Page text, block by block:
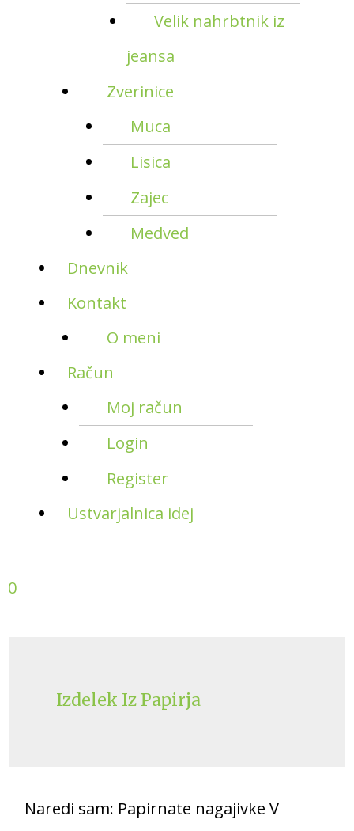
Velik nahrbtnik iz
jeansa
Zverinice
Muca
Lisica
Zajec
Medved
Dnevnik
Kontakt
O meni
Račun
Moj račun
Login
Register
Ustvarjalnica idej
0
Izdelek Iz Papirja
Naredi sam: Papirnate nagajivke V